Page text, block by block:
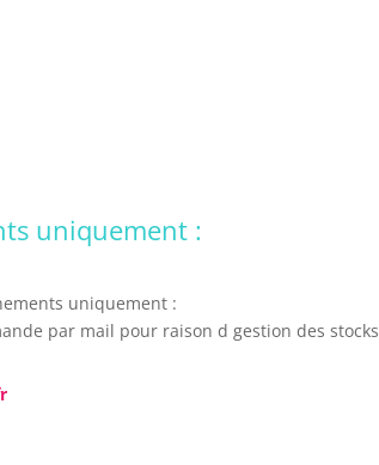
uniquement :
uniquement :
par mail pour raison d gestion des stocks